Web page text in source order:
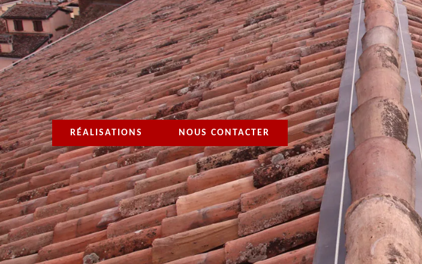
RÉALISATIONS NOUS CONTACTER